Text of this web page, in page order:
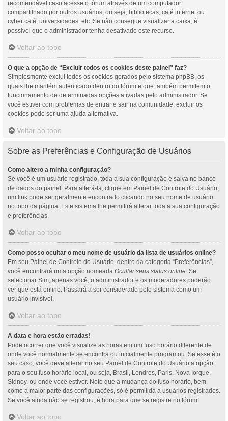
recomendável caso acesse o fórum através de um computador
compartilhado por outros usuários, ou seja, bibliotecas, café internet ou
cyber café, universidades, etc. Se não consegue visualizar a caixa, é
possível que o administrador tenha desativado este recurso.
Voltar ao topo
O que a opção de “Excluir todos os cookies deste painel” faz?
Simplesmente exclui todos os cookies gerados pelo sistema phpBB, os
quais lhe mantém autenticado dentro do fórum e que também permitem o
funcionamento de determinadas opções ativadas pelo administrador. Se
você estiver com problemas de entrar e sair na comunidade, excluir os
cookies pode ser uma ajuda alternativa.
Voltar ao topo
Sobre as Preferências e Configuração de Usuários
Como altero a minha configuração?
Se você é um usuário registrado, toda a sua configuração é salva no banco
de dados do painel. Para alterá-la, clique em Painel de Controle do Usuário;
um link pode ser geralmente encontrado clicando no seu nome de usuário
no topo da página. Este sistema lhe permitirá alterar toda a sua configuração
e preferências.
Voltar ao topo
Como posso ocultar o meu nome de usuário da lista de usuários online?
Em seu Painel de Controle do Usuário, dentro da categoria “Preferências”,
você encontrará uma opção nomeada Ocultar seus status online. Se
selecionar Sim, apenas você, o administrador e os moderadores poderão
ver que está online. Passará a ser considerado pelo sistema como um
usuário invisível.
Voltar ao topo
A data e hora estão erradas!
Pode ocorrer que você visualize as horas em um fuso horário diferente de
onde você normalmente se encontra ou inicialmente programou. Se esse é o
seu caso, você deve alterar no seu Painel de Controle do Usuário a opção
para o seu fuso horário local, ou seja, Brasil, Londres, Paris, Nova Iorque,
Sidney, ou onde você estiver. Note que a mudança do fuso horário, bem
como a maior parte das configurações, só é permitida a usuários registrados.
Se você ainda não se registrou, é hora para que se registre no fórum!
Voltar ao topo